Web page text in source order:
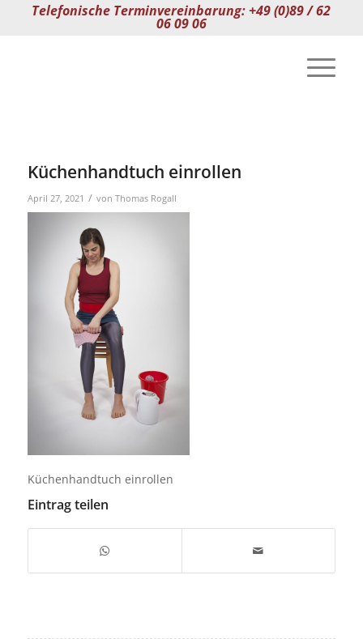
Telefonische Terminvereinbarung: +49 (0)89 / 62
06 09 06
Küchenhandtuch einrollen
April 27, 2021 / von Thomas Rogall
Küchenhandtuch einrollen
Eintrag teilen